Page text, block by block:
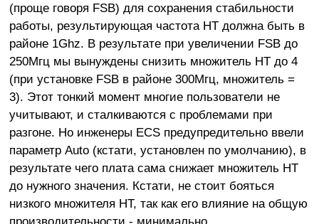
(проще говоря FSB) для сохранения стабильности
работы, результирующая частота HT должна быть в
районе 1Ghz. В результате при увеличении FSB до
250Мгц мы вынуждены снизить множитель HT до 4
(при установке FSB в районе 300Мгц, множитель =
3). Этот тонкий момент многие пользователи не
учитывают, и сталкиваются с проблемами при
разгоне. Но инженеры ECS предупредительно ввели
параметр Auto (кстати, установлен по умолчанию), в
результате чего плата сама снижает множитель HT
до нужного значения. Кстати, не стоит бояться
низкого множителя HT, так как его влияние на общую